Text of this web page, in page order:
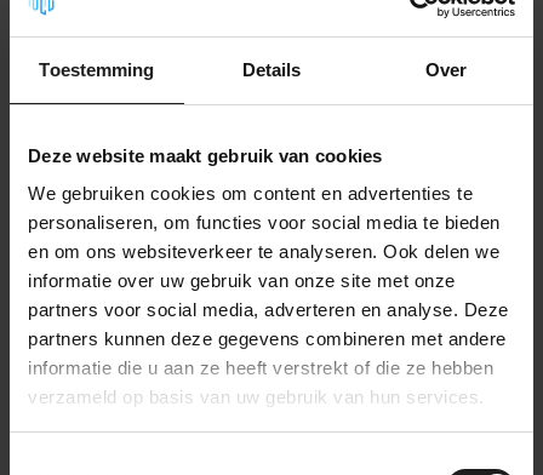
Toestemming Details Over
Deze website maakt gebruik van cookies
We gebruiken cookies om content en advertenties te
personaliseren, om functies voor social media te bieden
en om ons websiteverkeer te analyseren. Ook delen we
informatie over uw gebruik van onze site met onze
partners voor social media, adverteren en analyse. Deze
partners kunnen deze gegevens combineren met andere
informatie die u aan ze heeft verstrekt of die ze hebben
verzameld op basis van uw gebruik van hun services.
Polyurethanschaum
Auf Lager
34,99
36,99
EPDM Zellkautschuk
selbstklebend
Auf Lager
44,99
PE Schaum - 30mm
37,99